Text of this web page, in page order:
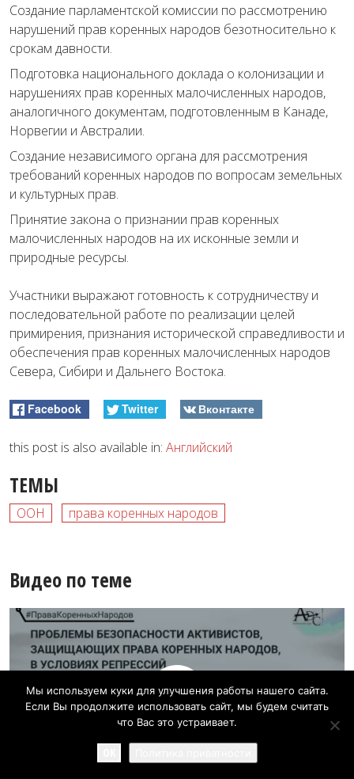
Создание парламентской комиссии по рассмотрению
нарушений прав коренных народов безотносительно к
срокам давности.
Подготовка национального доклада о колонизации и
нарушениях прав коренных малочисленных народов,
аналогичного документам, подготовленным в Канаде,
Норвегии и Австралии.
Создание независимого органа для рассмотрения
требований коренных народов по вопросам земельных
и культурных прав.
Принятие закона о признании прав коренных
малочисленных народов на их исконные земли и
природные ресурсы.
Участники выражают готовность к сотрудничеству и
последовательной работе по реализации целей
примирения, признания исторической справедливости и
обеспечения прав коренных малочисленных народов
Севера, Сибири и Дальнего Востока.
Facebook Twitter Вконтакте
this post is also available in: Английский
ТЕМЫ
ООН права коренных народов
Видео по теме
Мы используем куки для улучшения работы нашего сайта.
Если Вы продолжите использовать сайт, мы будем считать
что Вас это устраивает.